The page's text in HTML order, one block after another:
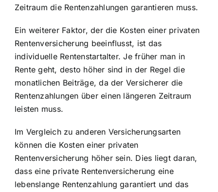
Zeitraum die Rentenzahlungen garantieren muss.
Ein weiterer Faktor, der die Kosten einer privaten
Rentenversicherung beeinflusst, ist das
individuelle Rentenstartalter. Je früher man in
Rente geht, desto höher sind in der Regel die
monatlichen Beiträge, da der Versicherer die
Rentenzahlungen über einen längeren Zeitraum
leisten muss.
Im Vergleich zu anderen Versicherungsarten
können die Kosten einer privaten
Rentenversicherung höher sein. Dies liegt daran,
dass eine private Rentenversicherung eine
lebenslange Rentenzahlung garantiert und das